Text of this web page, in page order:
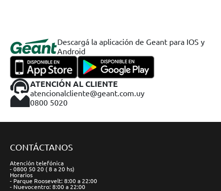
Descargá la aplicación de Geant para IOS y
Android
ATENCIÓN AL CLIENTE
atencionalcliente@geant.com.uy
0800 5020
CONTÁCTANOS
Atención telefónica
- 0800 50 20 ( 8 a 20 hs)
Horarios
- Parque Roosevelt: 8:00 a 22:00
- Nuevocentro: 8:00 a 22:00